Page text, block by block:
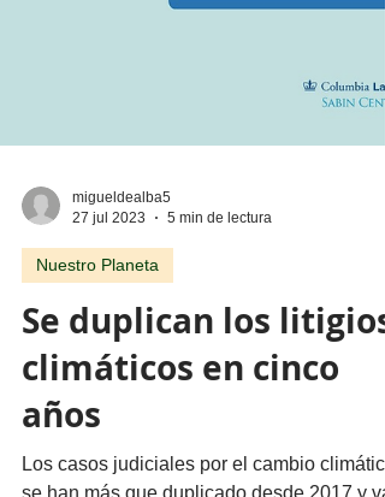
migueldealba5
27 jul 2023
Nuestro Planeta
Se duplican los litigios
climáticos en cinco
años